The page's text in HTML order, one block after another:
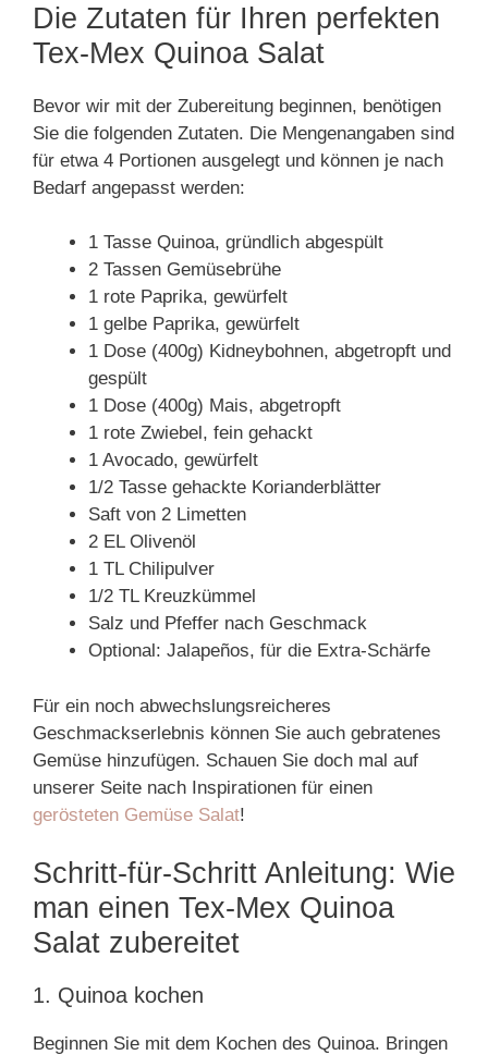
Die Zutaten für Ihren perfekten
Tex-Mex Quinoa Salat
Bevor wir mit der Zubereitung beginnen, benötigen
Sie die folgenden Zutaten. Die Mengenangaben sind
für etwa 4 Portionen ausgelegt und können je nach
Bedarf angepasst werden:
1 Tasse Quinoa, gründlich abgespült
2 Tassen Gemüsebrühe
1 rote Paprika, gewürfelt
1 gelbe Paprika, gewürfelt
1 Dose (400g) Kidneybohnen, abgetropft und
gespült
1 Dose (400g) Mais, abgetropft
1 rote Zwiebel, fein gehackt
1 Avocado, gewürfelt
1/2 Tasse gehackte Korianderblätter
Saft von 2 Limetten
2 EL Olivenöl
1 TL Chilipulver
1/2 TL Kreuzkümmel
Salz und Pfeffer nach Geschmack
Optional: Jalapeños, für die Extra-Schärfe
Für ein noch abwechslungsreicheres
Geschmackserlebnis können Sie auch gebratenes
Gemüse hinzufügen. Schauen Sie doch mal auf
unserer Seite nach Inspirationen für einen
gerösteten Gemüse Salat!
Schritt-für-Schritt Anleitung: Wie
man einen Tex-Mex Quinoa
Salat zubereitet
1. Quinoa kochen
Beginnen Sie mit dem Kochen des Quinoa. Bringen